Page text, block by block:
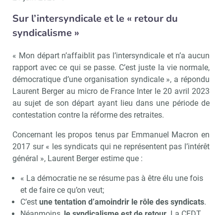
Sur l’intersyndicale et le « retour du
syndicalisme »
« Mon départ n’affaiblit pas l’intersyndicale et n’a aucun
rapport avec ce qui se passe. C’est juste la vie normale,
démocratique d’une organisation syndicale », a répondu
Laurent Berger au micro de France Inter le 20 avril 2023
au sujet de son départ ayant lieu dans une période de
contestation contre la réforme des retraites.
Concernant les propos tenus par Emmanuel Macron en
2017 sur « les syndicats qui ne représentent pas l’intérêt
général », Laurent Berger estime que :
« La démocratie ne se résume pas à être élu une fois
et de faire ce qu’on veut;
C’est une tentation d’amoindrir le rôle des syndicats.
Recevoir CSE Matin Abonnez-